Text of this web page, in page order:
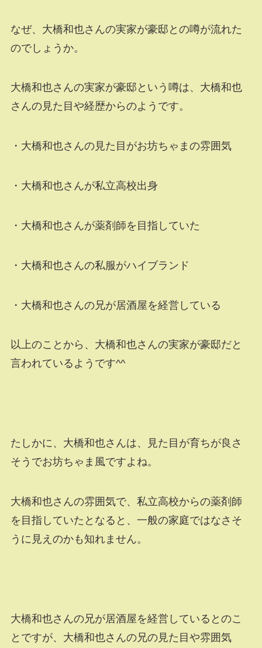
なぜ、大橋和也さんの実家が豪邸との噂が流れた
のでしょうか。
大橋和也さんの実家が豪邸という噂は、大橋和也
さんの見た目や経歴からのようです。
・大橋和也さんの見た目がお坊ちゃまの雰囲気
・大橋和也さんが私立高校出身
・大橋和也さんが薬剤師を目指していた
・大橋和也さんの私服がハイブランド
・大橋和也さんの兄が居酒屋を経営している
以上のことから、大橋和也さんの実家が豪邸だと
言われているようです^^
たしかに、大橋和也さんは、見た目が育ちが良さ
そうでお坊ちゃま風ですよね。
大橋和也さんの雰囲気で、私立高校からの薬剤師
を目指していたとなると、一般の家庭ではなさそ
うに見えのかも知れません。
大橋和也さんの兄が居酒屋を経営しているとのこ
とですが、大橋和也さんの兄の見た目や雰囲気